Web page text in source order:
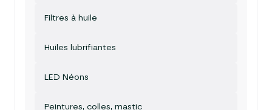
Filtres à huile
Huiles lubrifiantes
LED Néons
Peintures, colles, mastic